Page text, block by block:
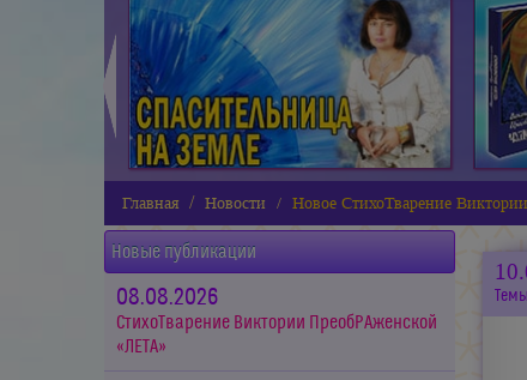
◄
Главная Новости Новое СтихоТварение
Новые публикации
08.08.2026
СтихоТварение Виктории ПреобРАженской
«ЛЕТА»